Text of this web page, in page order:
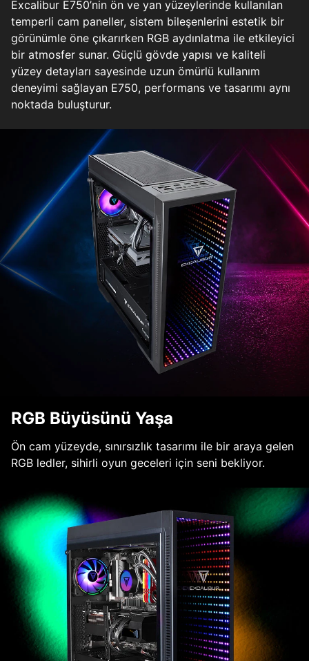
Excalibur E750’nin ön ve yan yüzeylerinde kullanılan
temperli cam paneller, sistem bileşenlerini estetik bir
görünümle öne çıkarırken RGB aydınlatma ile etkileyici
bir atmosfer sunar. Güçlü gövde yapısı ve kaliteli
yüzey detayları sayesinde uzun ömürlü kullanım
deneyimi sağlayan E750, performans ve tasarımı aynı
noktada buluşturur.
RGB Büyüsünü Yaşa
Ön cam yüzeyde, sınırsızlık tasarımı ile bir araya gelen
RGB ledler, sihirli oyun geceleri için seni bekliyor.